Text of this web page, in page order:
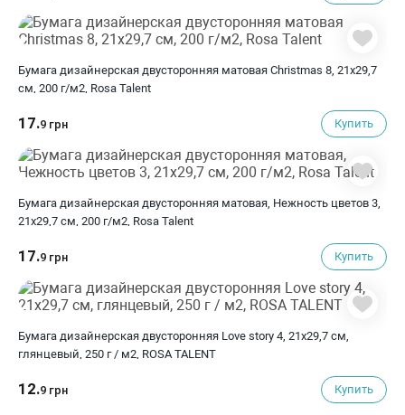
Бумага дизайнерская двусторонняя матовая Christmas 8, 21х29,7
см, 200 г/м2, Rosa Talent
17.9 грн Купить
Бумага дизайнерская двусторонняя матовая, Нежность цветов 3,
21х29,7 см, 200 г/м2, Rosa Talent
17.9 грн Купить
Бумага дизайнерская двусторонняя Love story 4, 21х29,7 см,
глянцевый, 250 г / м2, ROSA TALENT
12.9 грн Купить